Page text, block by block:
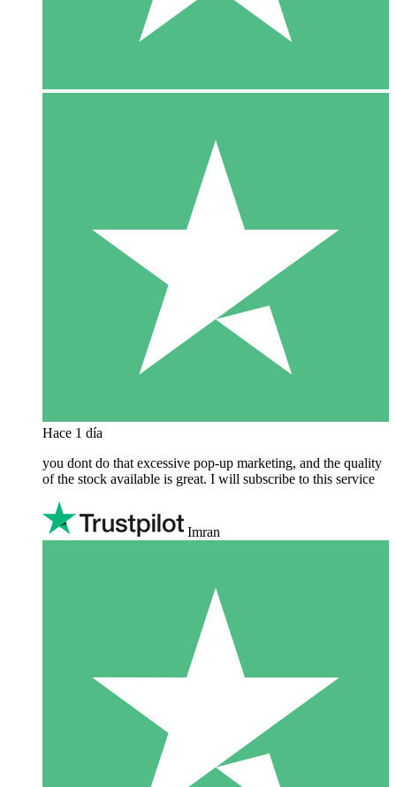
Hace 1 día
you dont do that excessive pop-up marketing, and the quality
of the stock available is great. I will subscribe to this service
Imran